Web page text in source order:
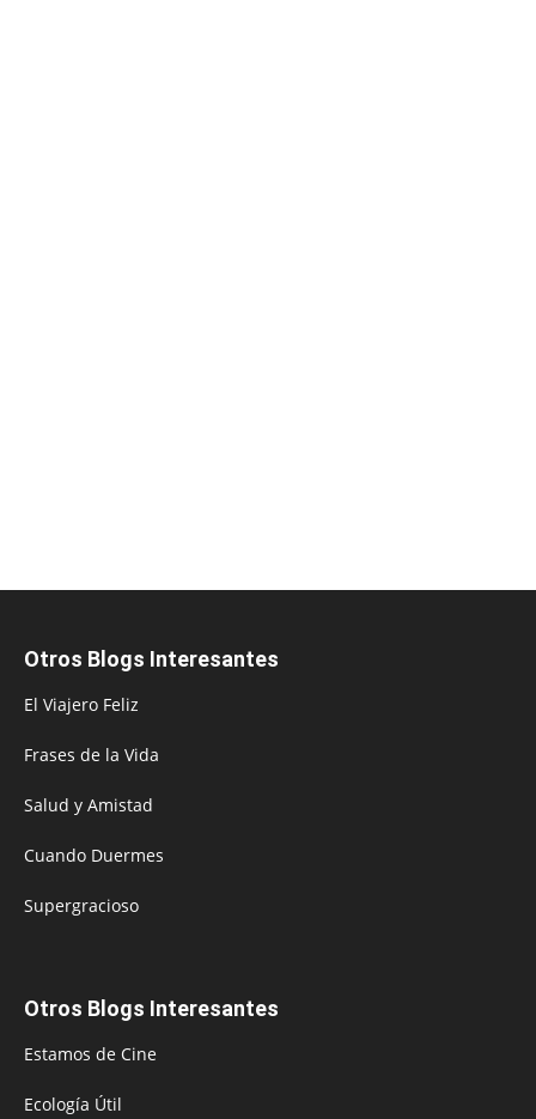
Otros Blogs Interesantes
El Viajero Feliz
Frases de la Vida
Salud y Amistad
Cuando Duermes
Supergracioso
Otros Blogs Interesantes
Estamos de Cine
Ecología Útil